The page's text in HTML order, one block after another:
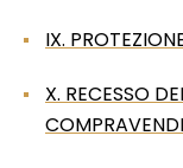
IX.
X. RECESSO